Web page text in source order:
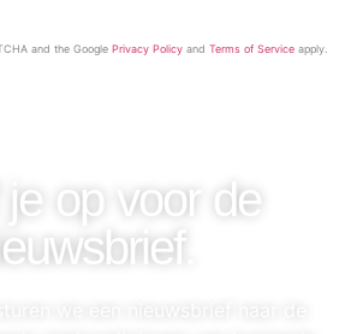
and the Google Privacy Policy and Terms of Service apply.
je op voor de